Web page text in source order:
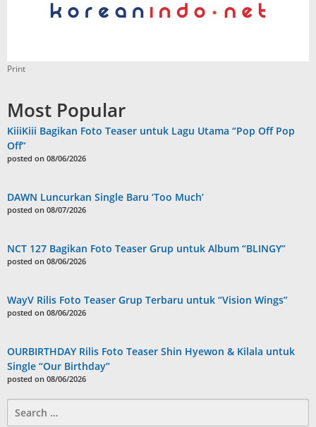
Print
Most Popular
KiiiKiii Bagikan Foto Teaser untuk Lagu Utama “Pop Off Pop
Off”
posted on 08/06/2026
DAWN Luncurkan Single Baru ‘Too Much’
posted on 08/07/2026
NCT 127 Bagikan Foto Teaser Grup untuk Album “BLINGY”
posted on 08/06/2026
WayV Rilis Foto Teaser Grup Terbaru untuk “Vision Wings”
posted on 08/06/2026
OURBIRTHDAY Rilis Foto Teaser Shin Hyewon & Kilala untuk
Single “Our Birthday”
posted on 08/06/2026
for: